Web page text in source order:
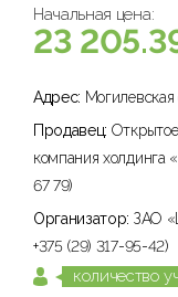
Начальная цена:
23
Адрес:
Продавец:
компания холдинга
67 79)
Организатор: ЗАО
+375 (29) 317-95-42)
количество